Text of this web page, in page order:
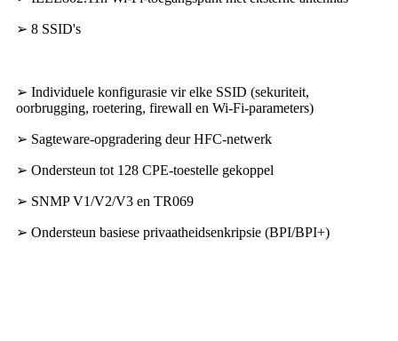
➢ 8 SSID's
➢ Individuele konfigurasie vir elke SSID (sekuriteit,
oorbrugging, roetering, firewall en Wi-Fi-parameters)
➢ Sagteware-opgradering deur HFC-netwerk
➢ Ondersteun tot 128 CPE-toestelle gekoppel
➢ SNMP V1/V2/V3 en TR069
➢ Ondersteun basiese privaatheidsenkripsie (BPI/BPI+)